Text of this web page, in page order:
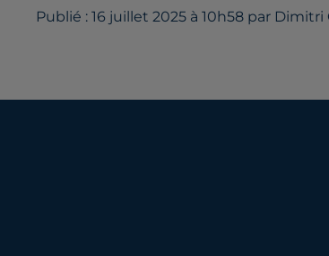
Publié : 16 juillet 2025 à 10h58 par Dimitri